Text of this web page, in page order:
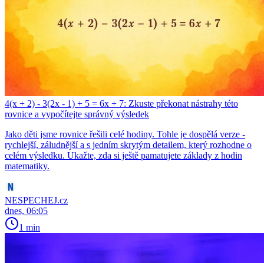
4(x + 2) - 3(2x - 1) + 5 = 6x + 7: Zkuste překonat nástrahy této
rovnice a vypočítejte správný výsledek
Jako děti jsme rovnice řešili celé hodiny. Tohle je dospělá verze -
rychlejší, záludnější a s jedním skrytým detailem, který rozhodne o
celém výsledku. Ukažte, zda si ještě pamatujete základy z hodin
matematiky.
NESPECHEJ.cz
dnes, 06:05
1 min